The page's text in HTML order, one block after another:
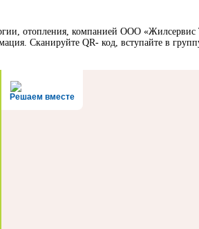
отопления, компанией ООО «Жилсервис
Сканируйте QR- код, вступайте в
Решаем вместе